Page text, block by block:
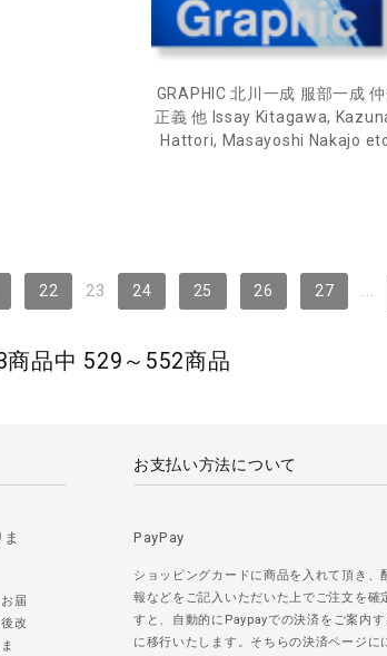
GRAPHIC 北川一成 服部一成
正義 他 Issay Kitagawa,
Hattori, Masayoshi Nakajo
22 23 24 25 26 27 ...
商品中 529～552商品
届
改
お支払い方法について
PayPay
ショッピングカードに商品を入れて頂き、
報などをご記入いただいた上でご注文を確
すと、自動的にPaypayでの決済をご案内
に移行いたします。そちらの決済ページに